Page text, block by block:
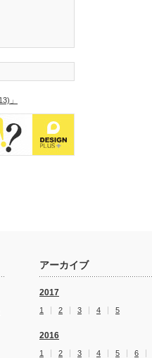
アーカイブ
2017
1 2 3 4 5
2016
1 2 3 4 5 6